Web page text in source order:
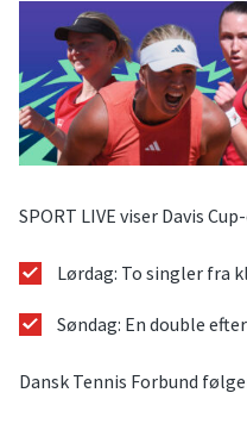
SPORT LIVE viser Davis
Lørdag: To singler fra
Søndag: En double
Dansk Tennis Forbund